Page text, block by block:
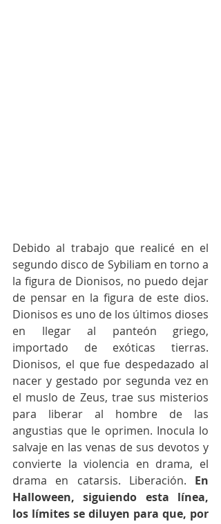
Debido al trabajo que realicé en el
segundo disco de Sybiliam en torno a
la figura de Dionisos, no puedo dejar
de pensar en la figura de este dios.
Dionisos es uno de los últimos dioses
en llegar al panteón griego,
importado de exóticas tierras.
Dionisos, el que fue despedazado al
nacer y gestado por segunda vez en
el muslo de Zeus, trae sus misterios
para liberar al hombre de las
angustias que le oprimen. Inocula lo
salvaje en las venas de sus devotos y
convierte la violencia en drama, el
drama en catarsis. Liberación. En
Halloween, siguiendo esta línea,
los límites se diluyen para que, por